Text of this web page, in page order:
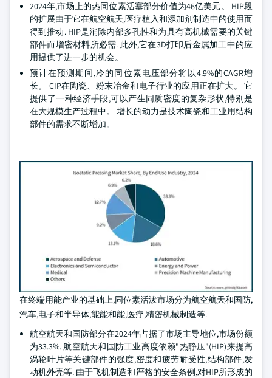
2024年,市场上的热同位素活塞部分价值为46亿美元。 HIP段
的扩展由于它在航空航天,医疗植入和添加剂制造中的使用而
得到推动. HIP是消除内部多孔性和为具有高机械需要的关键
部件而增密材料所必需. 此外,它在3D打印后金属加工中的应
用提供了进一步的机会。
预计在预测期间,冷的同位素电压部分将以4.9%的CAGR增
长。 CIP在陶瓷、粉末冶金和电子行业的应用正在扩大。 它
提供了一种经济手段,可以产生同质密度的复杂形状,特别是
在大规模生产过程中。 增长的动力是技术陶瓷和工业用结构
部件的需求不断增加。
在终端用能产业的基础上,同位素活泼市场分为航空航天和国防,
汽车,电子和半导体,能能和能,医疗,精密机械制造等.
航空航天和国防部分在2024年占据了市场主导地位,市场份额
为33.3%. 航空航天和国防工业高度依赖"热静压"(HIP)来提高
涡轮叶片等关键部件的强度,密度和疲劳耐受性,结构部件,发
动机外壳等. 由于飞机制造和严格的安全条例,对HIP所形成的